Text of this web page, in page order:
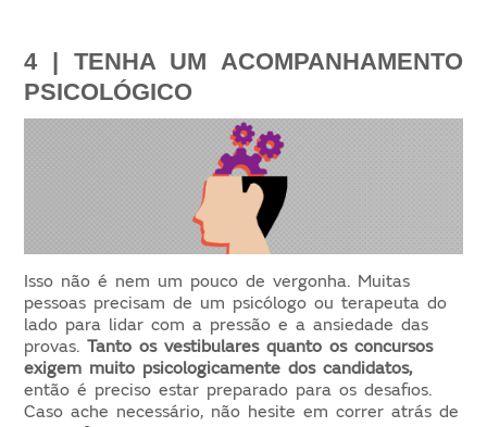
4 | TENHA UM ACOMPANHAMENTO
PSICOLÓGICO
Isso não é nem um pouco de vergonha. Muitas
pessoas precisam de um psicólogo ou terapeuta do
lado para lidar com a pressão e a ansiedade das
provas.Tanto os vestibulares quanto os concursos
exigem muito psicologicamente dos candidatos,
então é preciso estar preparado para os desafios.
Caso ache necessário, não hesite em correr atrás de